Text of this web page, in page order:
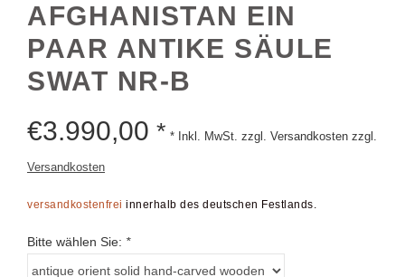
AFGHANISTAN EIN
PAAR ANTIKE SÄULE
SWAT NR-B
€3.990,00 * * Inkl. MwSt. zzgl. Versandkosten zzgl.
Versandkosten
versandkostenfrei innerhalb des deutschen Festlands.
Bitte wählen Sie: *